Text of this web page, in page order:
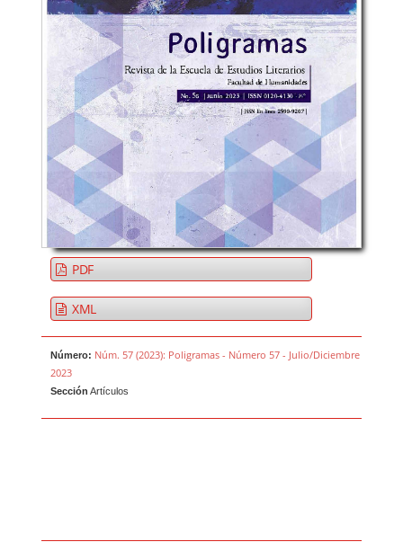
PDF
XML
Número: Núm. 57 (2023): Poligramas - Número 57 - Julio/Diciembre
2023
Sección Artículos